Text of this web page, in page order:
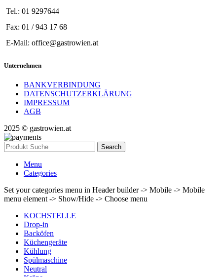
Tel.: 01 9297644
Fax: 01 / 943 17 68
E-Mail: office@gastrowien.at
Unternehmen
BANKVERBINDUNG
DATENSCHUTZERKLÄRUNG
IMPRESSUM
AGB
2025 © gastrowien.at
Search
Menu
Categories
Set your categories menu in Header builder -> Mobile -> Mobile
menu element -> Show/Hide -> Choose menu
KOCHSTELLE
Drop-in
Backöfen
Küchengeräte
Kühlung
Spülmaschine
Neutral